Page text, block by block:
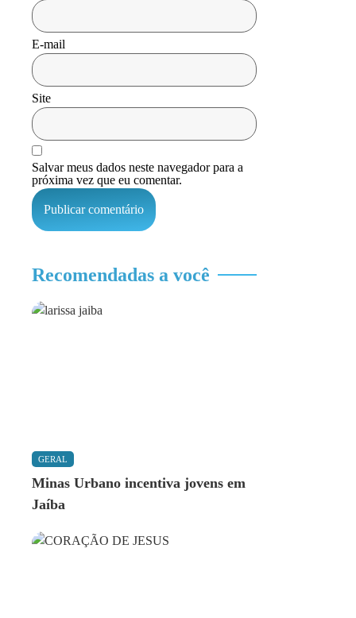
E-mail
Site
Salvar meus dados neste navegador para a
próxima vez que eu comentar.
Recomendadas a você
GERAL
Minas Urbano incentiva jovens em
Jaíba